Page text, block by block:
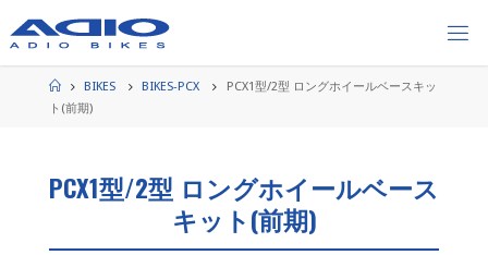
ン
ホ
ー
BIKES BIKES-PCX
PCX1型/2型 ロングホイールベースキッ
ト(前期)
PCX1型/2型 ロングホイールベース
キット(前期)